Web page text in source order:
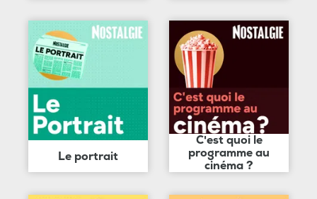
Le portrait
C'est quoi le
programme au
cinéma ?